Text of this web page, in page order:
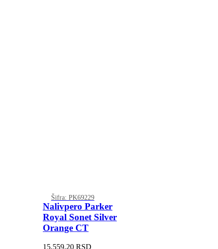
Šifra: PK69229
Nalivpero Parker
Royal Sonet Silver
Orange CT
15.559,20 RSD